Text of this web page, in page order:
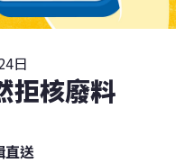
日
拒核廢料
直送